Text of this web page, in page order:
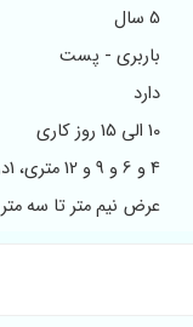
5 سال
باربری - پست
دارد
10 الی 15 روز کاری
4 و 6 و 9 و 12 متری، 1در1.5 و پادری
عرض نیم متر تا سه متر